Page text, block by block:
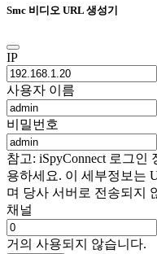
Smc 비디오 URL 생성기
IP
사용자 이름
비밀번호
참고: iSpyConnect 로그
용하세요. 이 세부정보는
며 당사 서버로 전송되지
채널
거의 사용되지 않습니다.